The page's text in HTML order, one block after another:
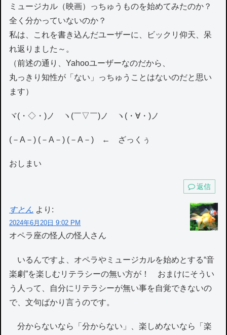
ミュージカル（映画）っちゅうものを始めてみたのか？
全く分かっていないのか？
私は、これを書き込んだユーザーに、ビックリ仰天、呆
れ返りました～。
（前述の通り、Yahooユーザーなのだから、
丸っきり知性が「ない」っちゅうことはないのだと思い
ます）
ヾ(・◇・)ノ ヽ(￣▽￣)ノ ヽ(・∀・)ノ
(－A－) (－A－) (－A－) ← ざっくぅ
おしまい
返信
すとん より:
2024年6月20日 9:02 PM
オペラ座の怪人の怪人さん
いるんですよ、オペラやミュージカルを始めとする“音
楽劇”を楽しむリテラシーの無い方が！ おまけにそうい
う人って、自分にリテラシーが無い事を自覚できないの
で、文句ばかり言うのです。
分からないなら「分からない」、楽しめないなら「楽